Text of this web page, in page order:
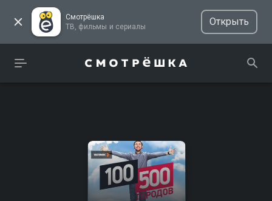
Смотрёшка
ТВ, фильмы и сериалы
Открыть